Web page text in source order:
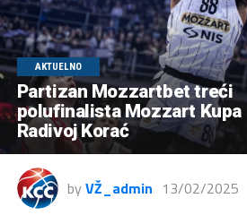
AKTUELNO
Partizan Mozzartbet treći
polufinalista Mozzart Kupa
Radivoj Korać
by VŽ_admin 13/02/2025